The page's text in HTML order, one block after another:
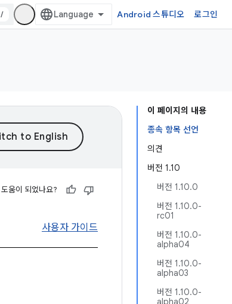
/ Android 스튜디오 로그인
이 페이지의 내용
종속 항목 선언
의견
버전 1.10
버전 1.10.0
버전 1.10.0-
rc01
버전 1.10.0-
alpha04
버전 1.10.0-
alpha03
버전 1.10.0-
alpha02
도움이 되었나요?
사용자 가이드